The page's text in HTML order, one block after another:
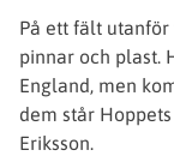
På ett fält utanför
pinnar och plast.
England, men
dem står
Eriksson.